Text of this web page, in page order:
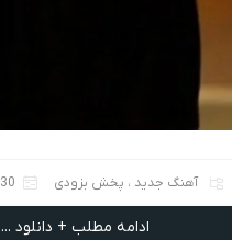
آهنگ جدید ، پخش بزودی 30 جولای 2026
ادامه مطلب + دانلود ...